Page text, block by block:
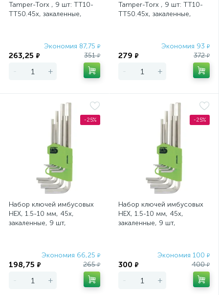
Tamper-Torx , 9 шт: ТТ10-
ТТ50.45x, закаленные,
Экономия 87,75 ₽
263,25 ₽ 351₽
- +
Tamper-Torx , 9 шт: ТT10-
ТT50.45x, закаленные,
Экономия 93 ₽
279 ₽ 372₽
- +
-25%
Набор ключей имбусовых
HEX, 1.5-10 мм, 45x,
закаленные, 9 шт,
Экономия 66,25 ₽
198,75 ₽ 265₽
- +
-25%
Набор ключей имбусовых
HEX, 1.5-10 мм, 45x,
закаленные, 9 шт,
Экономия 100 ₽
300 ₽ 400₽
- +